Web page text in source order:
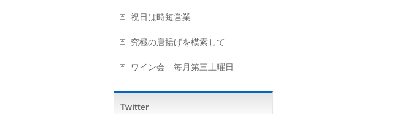
祝日は時短営業
究極の唐揚げを模索して
ワイン会 毎月第三土曜日
Twitter